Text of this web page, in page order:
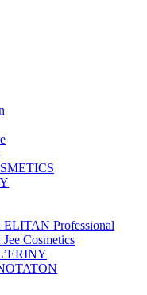
ELITAN Professional
Cosmetics